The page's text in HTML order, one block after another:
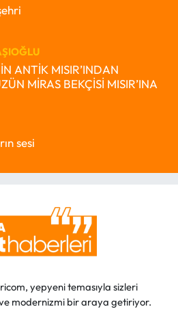
ANTİK MISIR’INDAN
MİRAS BEKÇİSİ MISIR’INA
sesi
yepyeni temasıyla sizleri
modernizmi bir araya getiriyor.